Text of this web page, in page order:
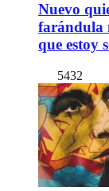
Nuevo
farándula
que estoy
5432